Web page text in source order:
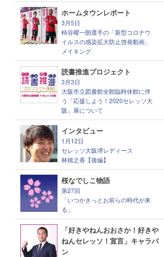
ホームタウンレポート
3月5日
柿谷曜一朗選手の「新型コロナウ
イルスの感染拡大防止啓発動画」
メイキング
読書推進プロジェクト
3月3日
大阪市立図書館全館臨時休館に伴
う「応援しよう！2020セレッソ大
阪」展について
インタビュー
1月12日
セレッソ大阪堺レディース
林穂之香【後編】
桜なでしこ物語
第27回
「いつかきっとお前らの時代が来
る」
「好きやねんおおさか！好きや
ねんセレッソ！宣言」キャラバ
ン